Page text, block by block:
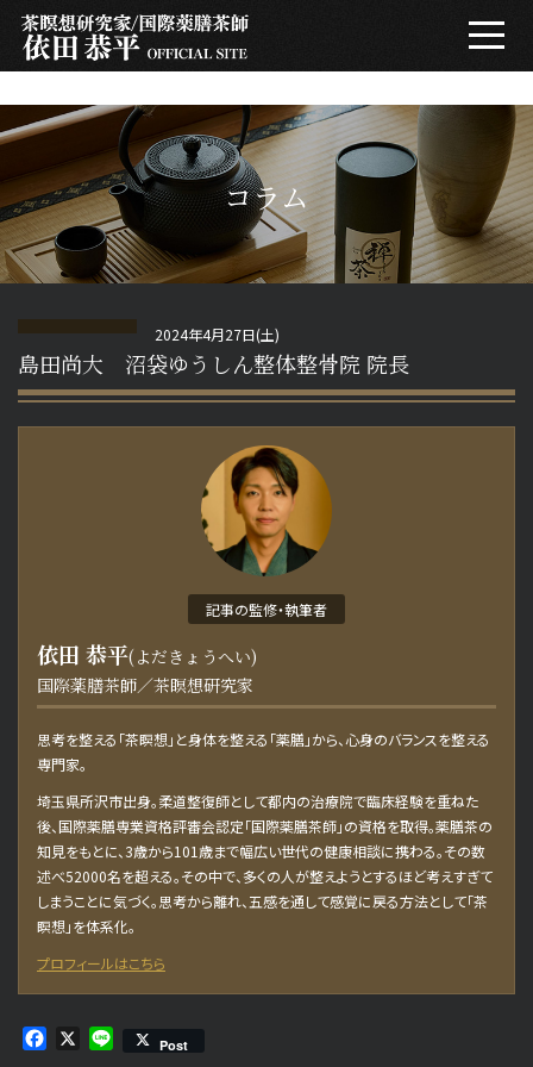
プロフィール
整える哲学
茶瞑想とは
コラム
メールマガジン
FAQ
お問い合わせ・取材依頼
get_header(2); ?>
コラム
2024年4月27日(土)
島田尚大 沼袋ゆうしん整体整骨院 院長
記事の監修・執筆者
依田 恭平(よだきょうへい)
国際薬膳茶師／茶瞑想研究家
思考を整える「茶瞑想」と身体を整える「薬膳」から、心身のバランスを整える
専門家。
埼玉県所沢市出身。柔道整復師として都内の治療院で臨床経験を重ねた
後、国際薬膳専業資格評審会認定「国際薬膳茶師」の資格を取得。薬膳茶の
知見をもとに、3歳から101歳まで幅広い世代の健康相談に携わる。その数
述べ52000名を超える。その中で、多くの人が整えようとするほど考えすぎて
しまうことに気づく。思考から離れ、五感を通して感覚に戻る方法として「茶
瞑想」を体系化。
プロフィールはこちら
Facebook
X Line Post